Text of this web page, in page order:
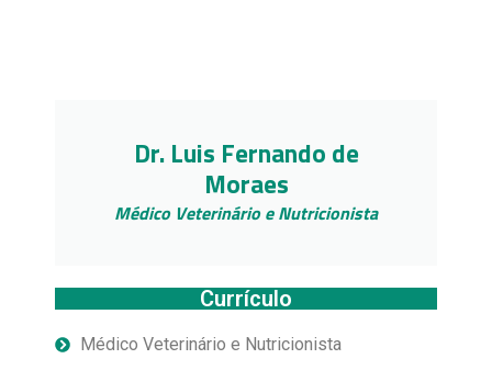
Dr. Luis Fernando de
Moraes
Médico Veterinário e Nutricionista
Currículo
Médico Veterinário e Nutricionista